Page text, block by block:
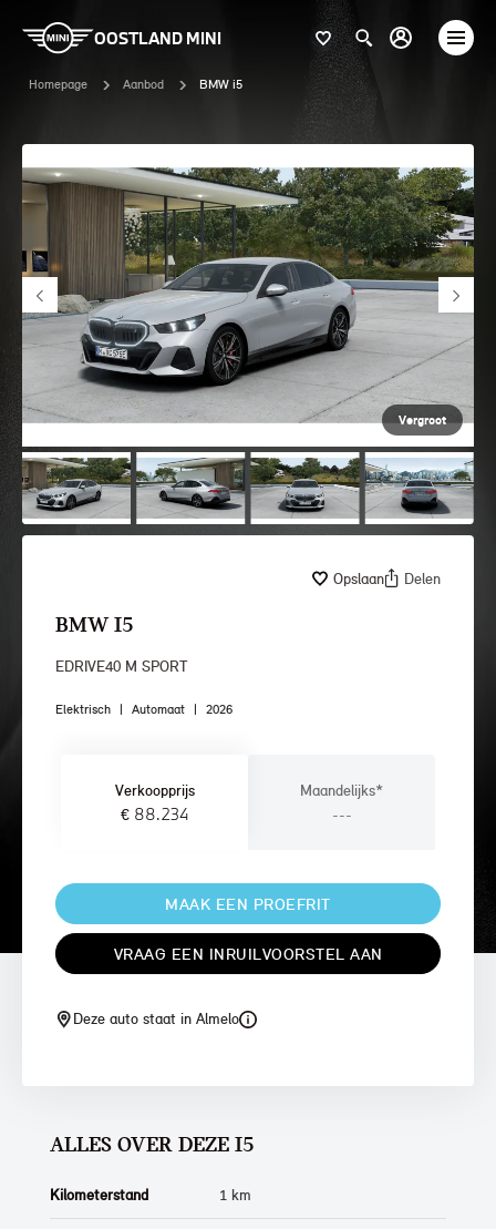
OOSTLAND MINI
Homepage Aanbod BMW i5
Vergroot
Opslaan Delen
BMW I5
EDRIVE40 M SPORT
Elektrisch | Automaat | 2026
Verkoopprijs
€ 88.234
Maandelijks*
---
MAAK EEN PROEFRIT
VRAAG EEN INRUILVOORSTEL AAN
Deze auto staat in Almelo
ALLES OVER DEZE I5
Kilometerstand 1 km